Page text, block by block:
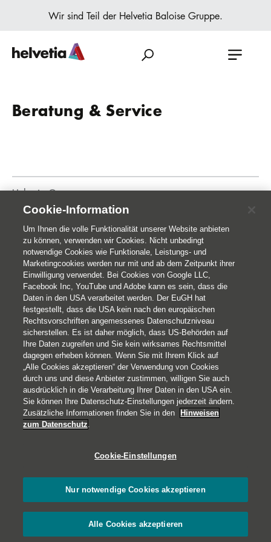
Wir sind Teil der Helvetia Baloise Gruppe.
Beratung & Service
Helvetia Gruppe
Home
Publikationen
© 2026 Helvetia Schweizerische Versicherungsgesellschaft AG,
Direktion für Österreich
Jasomirgottstraße 2
1010 Wien
+43 1 533 81 55
Impressum
Rechtliche Hinweise
Cookie-Information
Um Ihnen die volle Funktionalität unserer Website anbieten
zu können, verwenden wir Cookies. Nicht unbedingt
notwendige Cookies wie Funktionale, Leistungs- und
Marketingcookies werden nur mit und ab dem Zeitpunkt ihrer
Einwilligung verwendet. Bei Cookies von Google LLC,
Facebook Inc, YouTube und Adobe kann es sein, dass die
Daten in den USA verarbeitet werden. Der EuGH hat
festgestellt, dass die USA kein nach den europäischen
Rechtsvorschriften angemessenes Datenschutzniveau
sicherstellen. Es ist daher möglich, dass US-Behörden auf
Ihre Daten zugreifen und Sie kein wirksames Rechtsmittel
dagegen erheben können. Wenn Sie mit Ihrem Klick auf
„Alle Cookies akzeptieren“ der Verwendung von Cookies
durch uns und diese Anbieter zustimmen, willigen Sie auch
ausdrücklich in die Verarbeitung Ihrer Daten in den USA ein.
Sie können Ihre Datenschutz-Einstellungen jederzeit ändern.
Zusätzliche Informationen finden Sie in den
Hinweisen
zum Datenschutz.
Cookie-Einstellungen
Nur notwendige Cookies akzeptieren
Alle Cookies akzeptieren